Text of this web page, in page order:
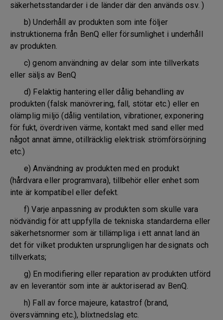
säkerhetsstandarder i de länder där den används osv. )
b) Underhåll av produkten som inte följer
instruktionerna från BenQ eller försumlighet i underhåll
av produkten.
c) genom användning av delar som inte tillverkats
eller säljs av BenQ
d) Felaktig hantering eller dålig behandling av
produkten (falsk manövrering, fall, stötar etc.) eller en
olämplig miljö (dålig ventilation, vibrationer, exponering
för fukt, överdriven värme, kontakt med sand eller med
något annat ämne, otillräcklig elektrisk strömförsörjning
etc.)
e) Användning av produkten med en produkt
(hårdvara eller programvara), tillbehör eller enhet som
inte är kompatibel eller defekt.
f) Varje anpassning av produkten som skulle vara
nödvändig för att uppfylla de tekniska standarderna eller
säkerhetsnormer som är tillämpliga i ett annat land än
det för vilket produkten ursprungligen har designats och
tillverkats;
g) En modifiering eller reparation av produkten utförd
av en leverantör som inte är auktoriserad av BenQ.
h) Fall av force majeure, katastrof (brand,
översvämning etc.), blixtnedslag etc.